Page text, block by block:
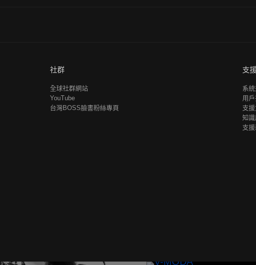
社群
全球社群網站
YouTube
台灣BOSS臉書粉絲專頁
支
系
用
支
知
支